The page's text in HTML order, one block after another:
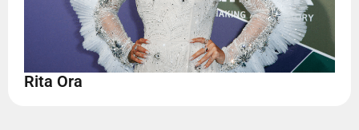
Rita Ora